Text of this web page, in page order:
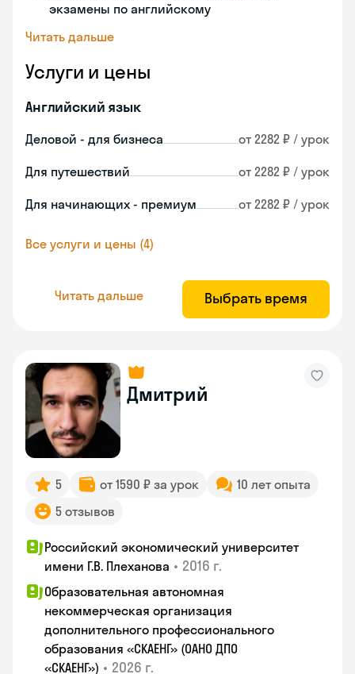
экзамены по английскому
Читать дальше
Услуги и цены
Английский язык
Деловой - для бизнеса от 2282 ₽ / урок
Для путешествий от 2282 ₽ / урок
Для начинающих - премиум от 2282 ₽ / урок
Все услуги и цены (4)
Читать дальше Выбрать время
Дмитрий
5 от 1590 ₽ за урок
10 лет опыта
5 отзывов
Российский экономический университет
имени Г.В. Плеханова • 2016 г.
Образовательная автономная
некоммерческая организация
дополнительного профессионального
образования «СКАЕНГ» (ОАНО ДПО
«СКАЕНГ») • 2026 г.